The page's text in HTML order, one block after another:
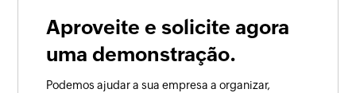
Aproveite e solicite agora
uma demonstração.
Podemos ajudar a sua empresa a organizar,